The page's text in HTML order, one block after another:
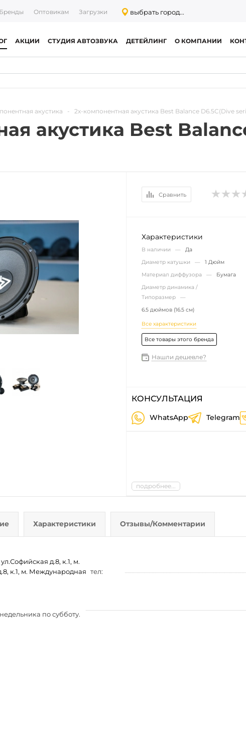
Бренды Оптовикам Загрузки выбрать город...
АКЦИИ СТУДИЯ АВТОЗВУКА ДЕТЕЙЛИНГ О КОМПАНИИ
акустика - 2х-компонентная акустика Best Balance D6.5C(Dive
акустика Best
Сравнить
Характеристики
В наличии —Да
Диаметр катушки —1 Дюйм
Материал диффузора — Бумага
Диаметр динамика /
Типоразмер —
6.5 дюймов (16.5 см)
Все характеристики
Все товары этого бренда
Нашли дешевле?
КОНСУЛЬТАЦИЯ
WhatsApp Telegram
подробнее...
Характеристики Отзывы/Комментарии
д.8, к.1, м.
к.1, м. Международная тел:
по субботу.